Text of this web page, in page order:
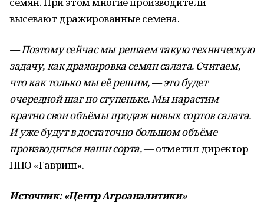
высевают дражированные семена.
— Поэтому сейчас мы решаем такую техническую
задачу, как дражировка семян салата. Считаем,
что как только мы её решим, — это будет
очередной шаг по ступеньке. Мы нарастим
кратно свои объёмы продаж новых сортов салата.
И уже будут в достаточно большом объёме
производиться наши сорта,— отметил директор
НПО «Гавриш».
Источник: «Центр Агроаналитики»